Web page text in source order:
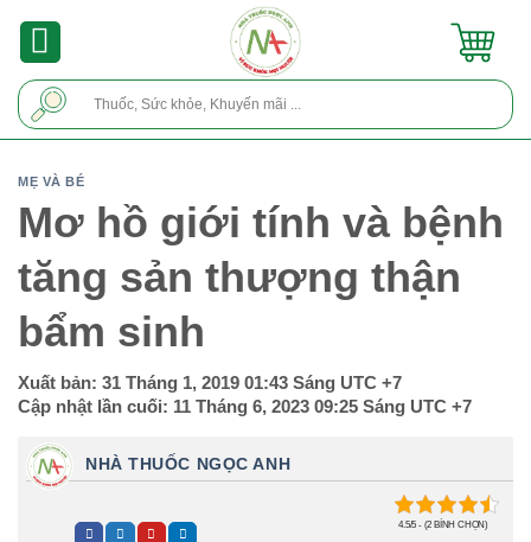
MẸ VÀ BÉ
Mơ hồ giới tính và bệnh
tăng sản thượng thận
bẩm sinh
Xuất bản: 31 Tháng 1, 2019 01:43 Sáng UTC +7
Cập nhật lần cuối: 11 Tháng 6, 2023 09:25 Sáng UTC +7
NHÀ THUỐC NGỌC ANH
4.5/5 - (2 BÌNH CHỌN)